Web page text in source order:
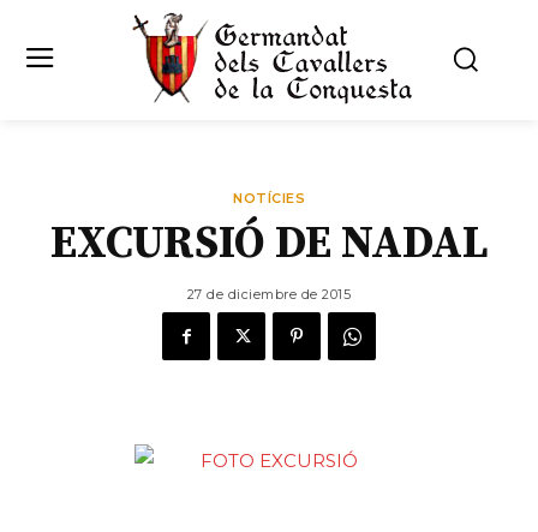
NOTÍCIES
EXCURSIÓ DE NADAL
27 de diciembre de 2015